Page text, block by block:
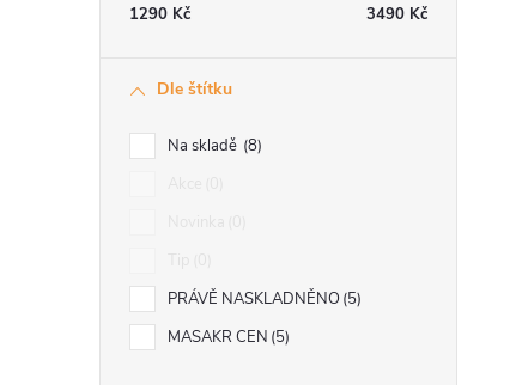
1290 Kč 3490 Kč
Dle štítku
Na skladě 8
PRÁVĚ NASKLADNĚNO 5
MASAKR CEN 5